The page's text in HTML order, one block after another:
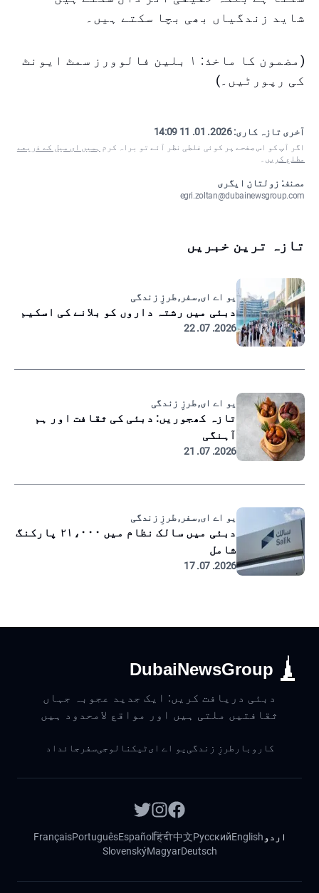
شاید زندگیاں بھی بچا سکتے ہیں۔
(مضمون کا ماخذ: ۱ بلین فالوورز سمٹ ایونٹ
کی رپورٹیں۔)
آخری تازہ کاری:2026. 01. 11 14:09
اگر آپ کو اس صفحے پر کوئی غلطی نظر آئے تو براہ کرم ہمیں ای میل کے ذریعے
مطلع کریں ۔
مصنف: زولتان ایگری
egri.zoltan@dubainewsgroup.com
تازہ ترین خبریں
یو اے ای, سفر, طرزِ زندگی
دبئی میں رشتہ داروں کو بلانے کی اسکیم
2026. 07. 22
یو اے ای, طرزِ زندگی
تازہ کھجوریں: دبئی کی ثقافت اور ہم
آہنگی
2026. 07. 21
یو اے ای, سفر, طرزِ زندگی
دبئی میں سالک نظام میں ۲۱،۰۰۰ پارکنگ
شامل
2026. 07. 17
DubaiNewsGroup
دبئی دریافت کریں: ایک جدید عجوبہ جہاں
ثقافتیں ملتی ہیں اور مواقع لامحدود ہیں
کاروبار طرزِ زندگی یو اے ایٹیکنالوجیسفر جائداد
اردو English
Русский
中文
हिंदी
Español
Português
Français
Deutsch
Magyar
Slovenský